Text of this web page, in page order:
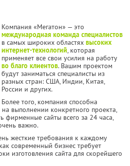
Компания «Мегатон» — это
международная команда специалистов
в самых широких областях высоких
интернет-технологий, которая
применяет все свои усилия на работу
во благо клиентов. Вашим проектом
будут заниматься специалисты из
разных стран: США, Индии, Китая,
России и других.
Более того, компания способна
на выполнении конкретного проекта,
фирменные сайты всего за 24 часа,
важно.
жесткие требования к каждому
современный бизнес требует
изготовления сайта для скорейшего